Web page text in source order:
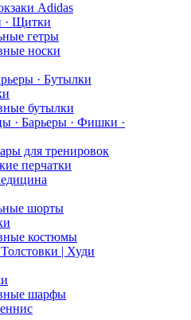
Adidas
· Щитки
гетры
носки
· Бутылки
бутылки
· Барьеры · Фишки ·
для тренировок
перчатки
шорты
костюмы
| Худи
шарфы